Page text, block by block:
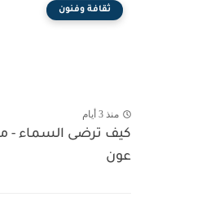
ثقافة وفنون
منذ 3 أيام
كيف ترضى السماء -
عون